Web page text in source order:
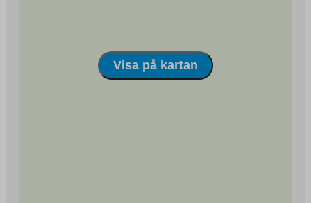
och vissa har balkong. Byggnaden har uppvärmda
förråd för enskilda lägenheter, ett gemensamt förråd
för utomhusutrustning och en lekplats på gården.
Visa på kartan